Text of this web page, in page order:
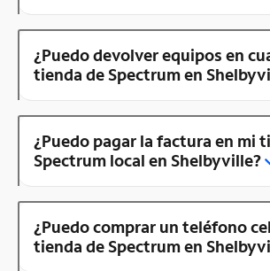
¿Puedo devolver equipos en
tienda de Spectrum en
¿Puedo pagar la factura en mi
Spectrum local en Shelbyville?
¿Puedo comprar un teléfono
tienda de Spectrum en